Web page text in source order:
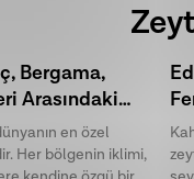
Bergama,
Arasındaki
en özel
Her bölgenin iklimi,